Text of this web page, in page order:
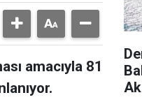
amacıyla 81